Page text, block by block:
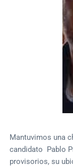
Mantuvimos una
candidato Pablo
provisorios, su